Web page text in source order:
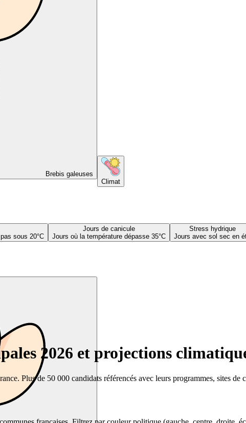
Brebis galeuses
Climat
sous 20°C
Jours de canicule
Jours où la température dépasse 35°C
Stress hydrique
Jours avec sol sec en
2026 et projections
Plus de 50 000 candidats référencés avec leurs programmes, sites de